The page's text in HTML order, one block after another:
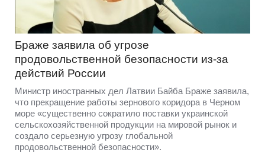
Браже заявила об угрозе
продовольственной безопасности из-за
действий России
Министр иностранных дел Латвии Байба Браже заявила,
что прекращение работы зернового коридора в Черном
море «существенно сократило поставки украинской
сельскохозяйственной продукции на мировой рынок и
создало серьезную угрозу глобальной
продовольственной безопасности».